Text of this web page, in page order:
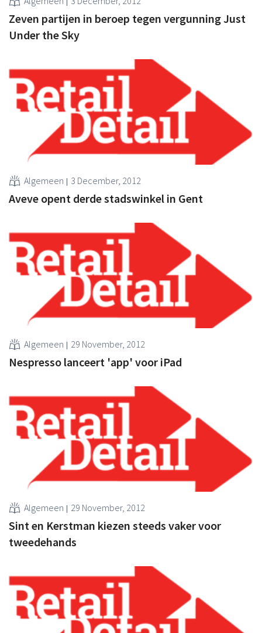
Zeven partijen in beroep tegen vergunning Just
Under the Sky
Algemeen 3 December, 2012
Aveve opent derde stadswinkel in Gent
Algemeen 29 November, 2012
Nespresso lanceert 'app' voor iPad
Algemeen 29 November, 2012
Sint en Kerstman kiezen steeds vaker voor
tweedehands